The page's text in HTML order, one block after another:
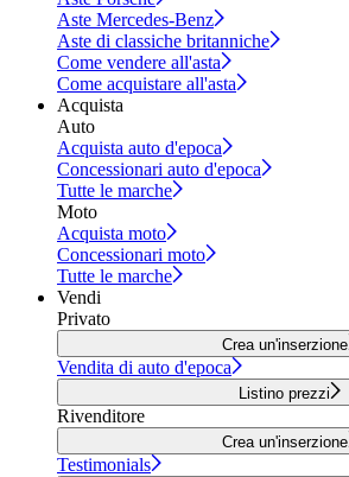
Aste Mercedes-Benz
Aste di classiche britanniche
Come vendere all'asta
Come acquistare all'asta
Acquista
Auto
Acquista auto d'epoca
Concessionari auto d'epoca
Tutte le marche
Moto
Acquista moto
Concessionari moto
Tutte le marche
Vendi
Privato
Crea un'inserzione
Vendita di auto d'epoca
Listino prezzi
Rivenditore
Crea un'inserzione
Testimonials